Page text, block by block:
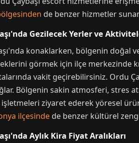
de benzer hizmetler
Gezilecek Yerler ve
konaklarken, bölgenin doğal
görmek için ilçe merkezinde
vakit geçirebilirsiniz. Ordu
Bölgenin sakin atmosferi, stres
ziyaret ederek yöresel
ilçesinde de benzer kültürel
Aylık Kira Fiyat Aralıkları